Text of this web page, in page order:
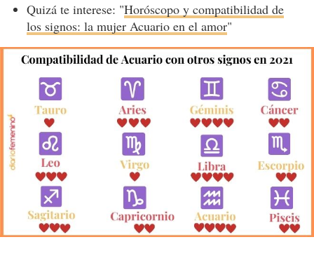
Quizá te interese: "Horóscopo y compatibilidad de
los signos: la mujer Acuario en el amor"